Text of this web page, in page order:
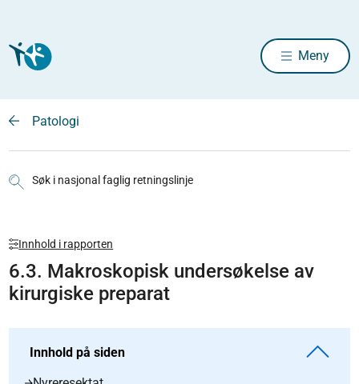
Meny
Patologi
Søk i nasjonal faglig retningslinje
Innhold i rapporten
6.3. Makroskopisk undersøkelse av
kirurgiske preparat
Innhold på siden